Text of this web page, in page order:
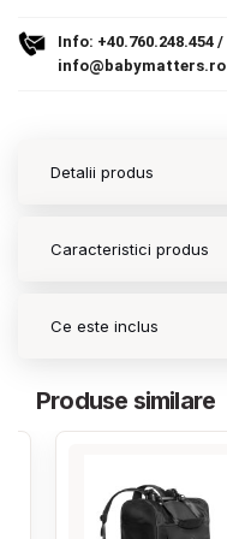
Contact
Info: +40.760.248.454 /
info@babymatters.ro
Detalii produs
Caracteristici produs
Ce este inclus
Produse similare